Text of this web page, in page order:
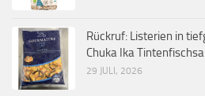
Rückruf: Listerien in
Chuka Ika
29 JULI, 2026